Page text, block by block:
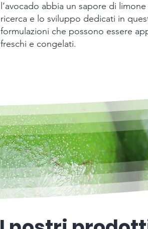
l‘avocado abbia un sapore di
ricerca e lo sviluppo dedicati in
formulazioni che possono essere
freschi e congelati.